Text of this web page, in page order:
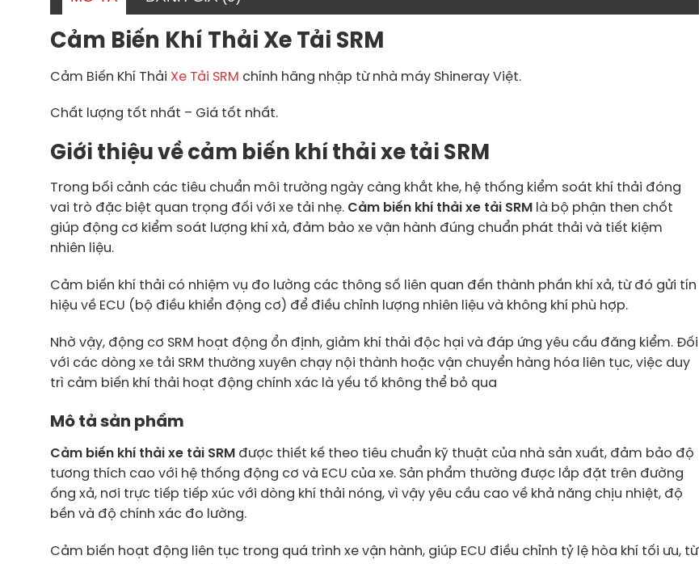
Cảm Biến Khí Thải Xe Tải SRM
Cảm Biến Khí Thải Xe Tải SRM chính hãng nhập từ nhà máy Shineray Việt.
Chất lượng tốt nhất – Giá tốt nhất.
Giới thiệu về cảm biến khí thải xe tải SRM
Trong bối cảnh các tiêu chuẩn môi trường ngày càng khắt khe, hệ thống kiểm soát khí thải đóng
vai trò đặc biệt quan trọng đối với xe tải nhẹ. Cảm biến khí thải xe tải SRM
là bộ phận then chốt
giúp động cơ kiểm soát lượng khí xả, đảm bảo xe vận hành đúng chuẩn phát thải và tiết kiệm
nhiên liệu.
Cảm biến khí thải có nhiệm vụ đo lường các thông số liên quan đến thành phần khí xả, từ đó gửi tín
hiệu về ECU (bộ điều khiển động cơ) để điều chỉnh lượng nhiên liệu và không khí phù hợp.
Nhờ vậy, động cơ SRM hoạt động ổn định, giảm khí thải độc hại và đáp ứng yêu cầu đăng kiểm. Đối
với các dòng xe tải SRM thường xuyên chạy nội thành hoặc vận chuyển hàng hóa liên tục, việc duy
trì cảm biến khí thải hoạt động chính xác là yếu tố không thể bỏ qua
Mô tả sản phẩm
Cảm biến khí thải xe tải SRM được thiết kế theo tiêu chuẩn kỹ thuật của nhà sản xuất, đảm bảo độ
tương thích cao với hệ thống động cơ và ECU của xe. Sản phẩm thường được lắp đặt trên đường
ống xả, nơi trực tiếp tiếp xúc với dòng khí thải nóng, vì vậy yêu cầu cao về khả năng chịu nhiệt, độ
bền và độ chính xác đo lường.
Cảm biến hoạt động liên tục trong quá trình xe vận hành, giúp ECU điều chỉnh tỷ lệ hòa khí tối ưu, từ